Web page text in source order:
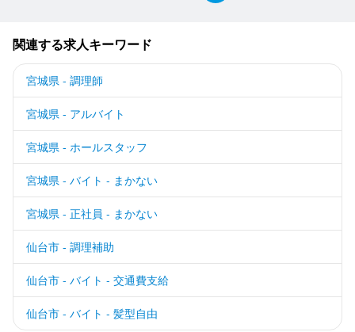
関連する求人キーワード
宮城県 - 調理師
宮城県 - アルバイト
宮城県 - ホールスタッフ
宮城県 - バイト - まかない
宮城県 - 正社員 - まかない
仙台市 - 調理補助
仙台市 - バイト - 交通費支給
仙台市 - バイト - 髪型自由